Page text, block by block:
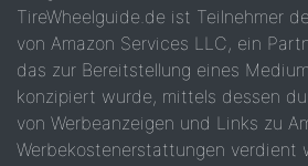
TireWheelguide.de ist Teilnehmer
von Amazon Services LLC, ein
das zur Bereitstellung eines
konzipiert wurde, mittels dessen
von Werbeanzeigen und Links zu
Werbekostenerstattungen verdient